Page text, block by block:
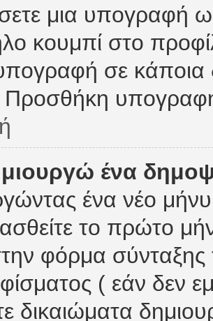
μια υπογραφή
κουμπί στο
σε κάποια
Προσθήκη
ένα
ένα νέο
το πρώτο
φόρμα σύνταξης
( εάν δεν
δικαιώματα